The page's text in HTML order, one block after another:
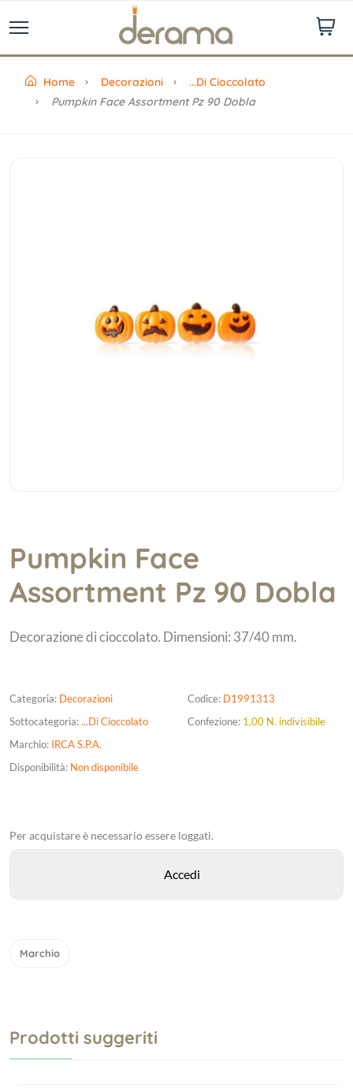
Home Decorazioni
...di Cioccolato
Pumpkin Face Assortment Pz 90 Dobla
Pumpkin Face
Assortment Pz 90 Dobla
Decorazione di cioccolato. Dimensioni: 37/40 mm.
Categoria: Decorazioni
Sottocategoria:...Di Cioccolato
Marchio: IRCA S.P.A.
Disponibilità: Non disponibile
Codice: D1991313
Confezione: 1,00 N. indivisibile
Per acquistare è necessario essere loggati.
Marchio
Prodotti suggeriti